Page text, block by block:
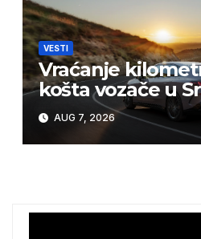
VESTI
Vraćanje
košta vozače u
AUG 7, 2026